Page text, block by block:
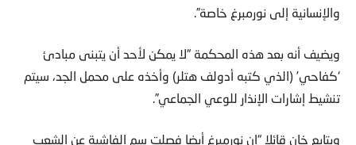
والإنسانية إلى نورمبرغ خاصة”.
ويضيف أنه بعد هذه المحكمة “لا يمكن لأحد أن يتبنى مبادئ
‘كفاحي’ (الذي كتبه أدولف هتلر) وأخذه على محمل الجد، سيتم
تنشيط إشارات الإنذار للوعي الجماعي”.
ويتابع خان قائلا “إن نورمبرغ أيضا فصلت سم الفاشية عن الشعب